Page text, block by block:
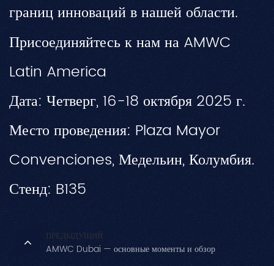
границ инноваций в нашей области.
Присоединяйтесь к нам на AMWC
Latin America
Дата: Четверг, 16-18 октября 2025 г.
Место проведения: Plaza Mayor
Convenciones, Медельин, Колумбия.
Стенд: B135
ПРЕДЫДУЩИЙ
AMWC Dubai — основные моменты и обзор